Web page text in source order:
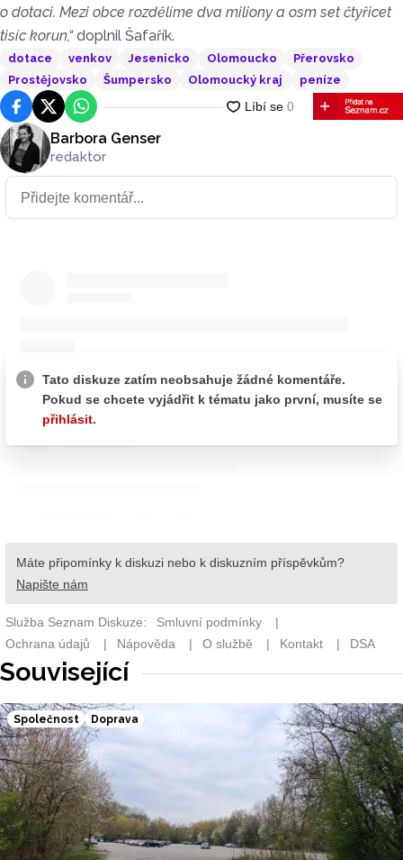
o dotaci. Mezi obce rozdělíme dva miliony a osm set čtyřicet
tisíc korun,“doplnil Šafařík.
dotace venkov Jesenicko Olomoucko
Přerovsko
Prostějovsko
Šumpersko Olomoucký kraj peníze
FacebookPlatforma X
WhatsApp
Barbora Genser
redaktor
Související
Společnost Doprava